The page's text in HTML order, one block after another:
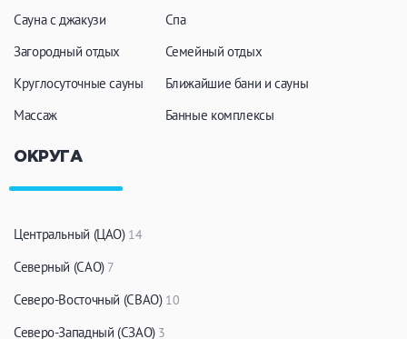
Сауна с джакузи
Загородный отдых
Круглосуточные сауны
Массаж
Спа
Семейный отдых
Ближайшие бани и сауны
Банные комплексы
ОКРУГА
Центральный (ЦАО) 14
Северный (САО) 7
Северо-Восточный (СВАО) 10
Северо-Западный (СЗАО) 3